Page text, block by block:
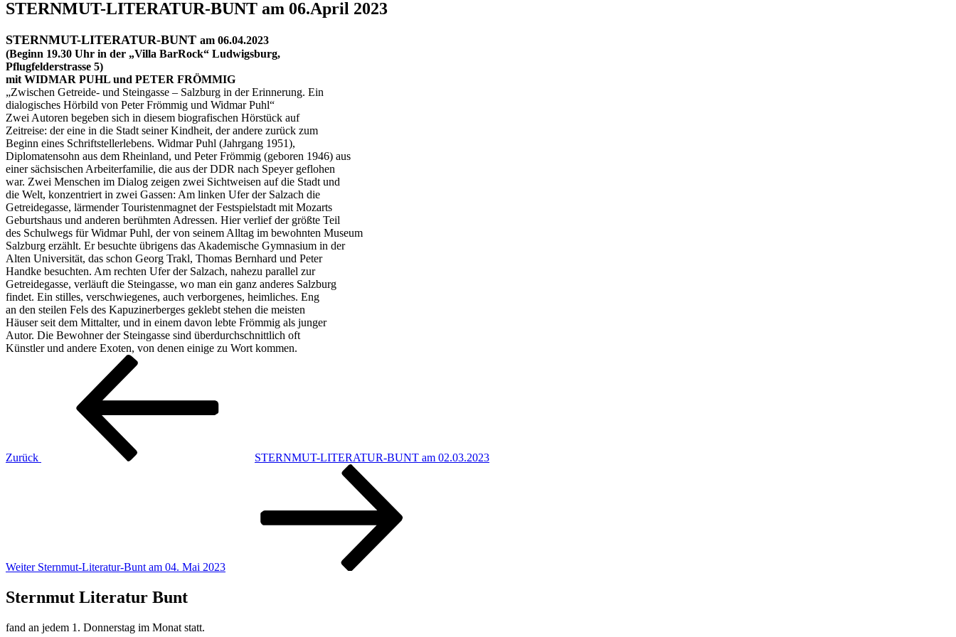
STERNMUT-LITERATUR-BUNT am 06.April 2023
STERNMUT-LITERATUR-BUNT am 06.04.2023
(Beginn 19.30 Uhr in der „Villa BarRock“ Ludwigsburg,
Pflugfelderstrasse 5)
mit WIDMAR PUHL und PETER FRÖMMIG
„Zwischen Getreide- und Steingasse – Salzburg in der Erinnerung. Ein
dialogisches Hörbild von Peter Frömmig und Widmar Puhl“
Zwei Autoren begeben sich in diesem biografischen Hörstück auf
Zeitreise: der eine in die Stadt seiner Kindheit, der andere zurück zum
Beginn eines Schriftstellerlebens. Widmar Puhl (Jahrgang 1951),
Diplomatensohn aus dem Rheinland, und Peter Frömmig (geboren 1946) aus
einer sächsischen Arbeiterfamilie, die aus der DDR nach Speyer geflohen
war. Zwei Menschen im Dialog zeigen zwei Sichtweisen auf die Stadt und
die Welt, konzentriert in zwei Gassen: Am linken Ufer der Salzach die
Getreidegasse, lärmender Touristenmagnet der Festspielstadt mit Mozarts
Geburtshaus und anderen berühmten Adressen. Hier verlief der größte Teil
des Schulwegs für Widmar Puhl, der von seinem Alltag im bewohnten Museum
Salzburg erzählt. Er besuchte übrigens das Akademische Gymnasium in der
Alten Universität, das schon Georg Trakl, Thomas Bernhard und Peter
Handke besuchten. Am rechten Ufer der Salzach, nahezu parallel zur
Getreidegasse, verläuft die Steingasse, wo man ein ganz anderes Salzburg
findet. Ein stilles, verschwiegenes, auch verborgenes, heimliches. Eng
an den steilen Fels des Kapuzinerberges geklebt stehen die meisten
Häuser seit dem Mittalter, und in einem davon lebte Frömmig als junger
Autor. Die Bewohner der Steingasse sind überdurchschnittlich oft
Künstler und andere Exoten, von denen einige zu Wort kommen.
Beitragsnavigation
Zurück
STERNMUT-LITERATUR-BUNT am 02.03.2023
Weiter Sternmut-Literatur-Bunt am 04. Mai 2023
Sternmut Literatur Bunt
fand an jedem 1. Donnerstag im Monat statt.